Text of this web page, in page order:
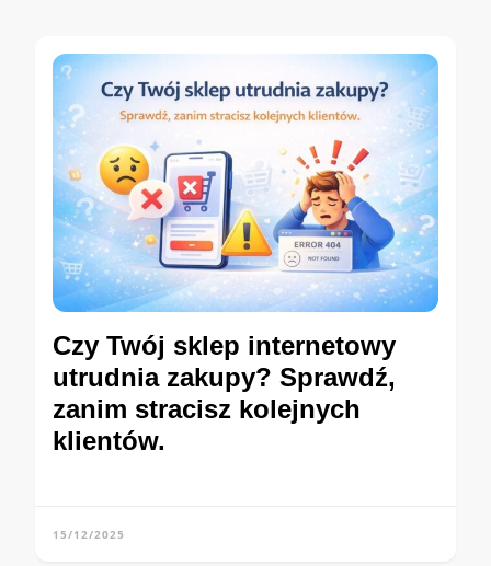
Czy Twój sklep internetowy
utrudnia zakupy? Sprawdź,
zanim stracisz kolejnych
klientów.
15/12/2025